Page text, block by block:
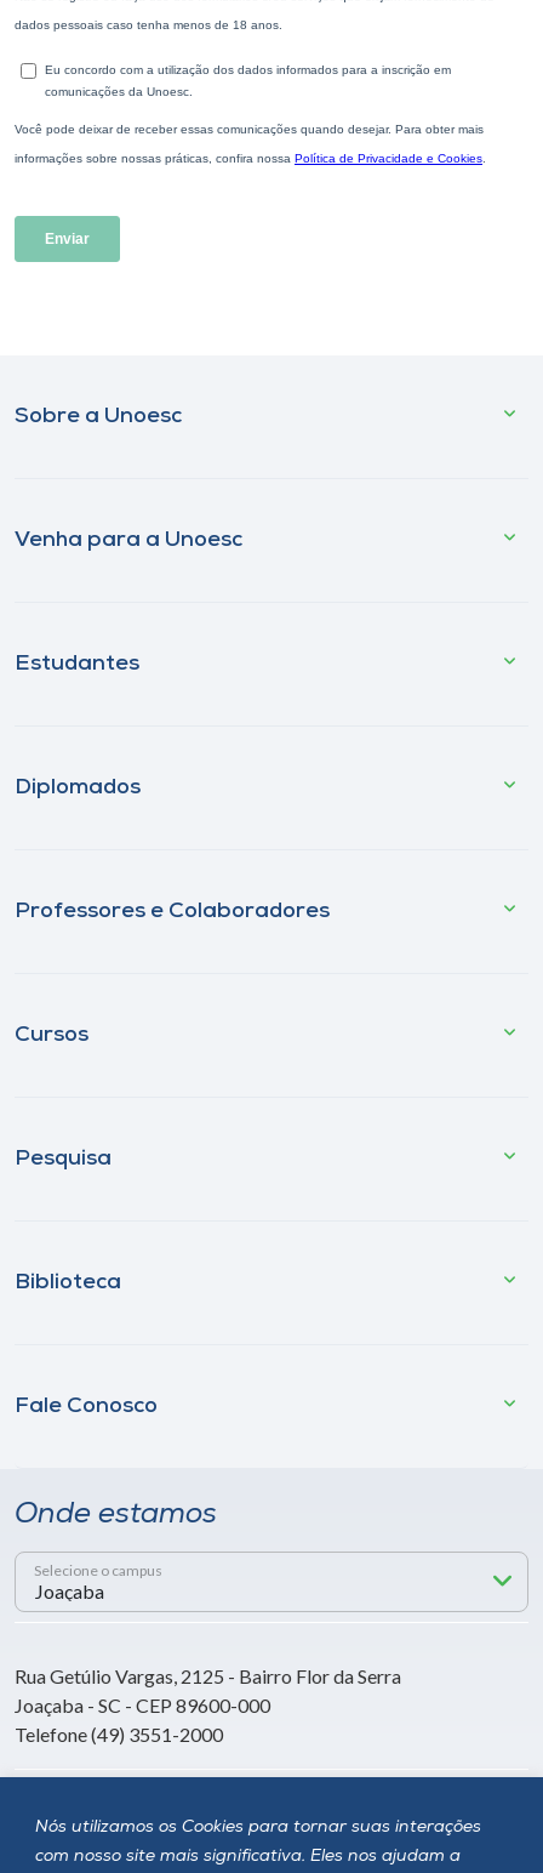
Nós utilizamos os Cookies para tornar suas interações
com nosso site mais significativa. Eles nos ajudam a
Sobre a Unoesc
Venha para a Unoesc
Estudantes
Diplomados
Professores e Colaboradores
Cursos
Pesquisa
Biblioteca
Fale Conosco
Onde estamos
Selecione o campus
Rua Getúlio Vargas, 2125 - Bairro Flor da Serra
Joaçaba - SC - CEP 89600-000
Telefone (49) 3551-2000
Siga a Unoesc